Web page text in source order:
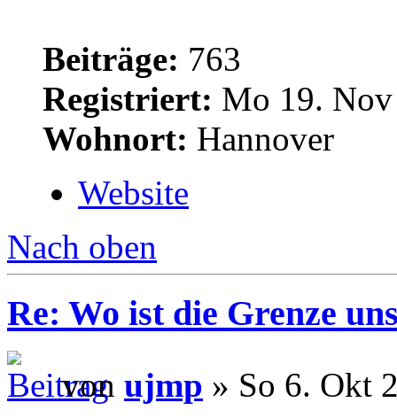
Beiträge: 763
Registriert: Mo 19.
Wohnort: Hannover
Website
Nach oben
Re: Wo ist die Grenze
von ujmp » So 6. Okt